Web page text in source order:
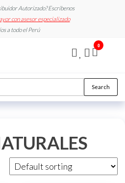
Autorizado? Escríbenos
con asesor especializado
a todo el Perú
CerámicasFabris 0
Search